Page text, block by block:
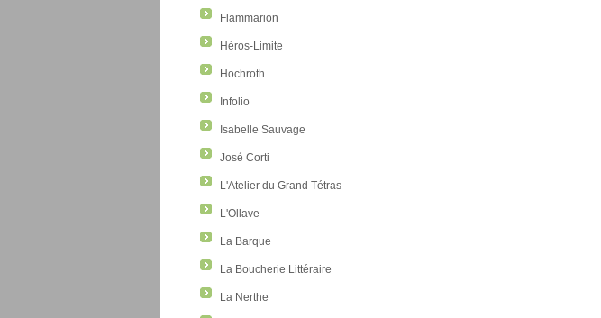
Flammarion
Héros-Limite
Hochroth
Infolio
Isabelle Sauvage
José Corti
L'Atelier du Grand Tétras
L'Ollave
La Barque
La Boucherie Littéraire
La Nerthe